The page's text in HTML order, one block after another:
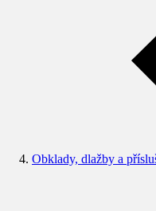
Obklady, dlažby a